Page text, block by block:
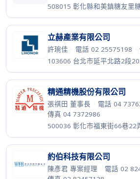
508015 彰化縣和美鎮糖友里
立赫產業有限公司
許琬佳 · 電話 02 25575198 ·
103606 台北市延平北路2段
精通精機股份有限公司
張祺田 董事長 · 電話 04
傳真 04 7372986
500036 彰化市福東街66巷22
約伯科技有限公司
陳彥君 專案經理 · 電話 02